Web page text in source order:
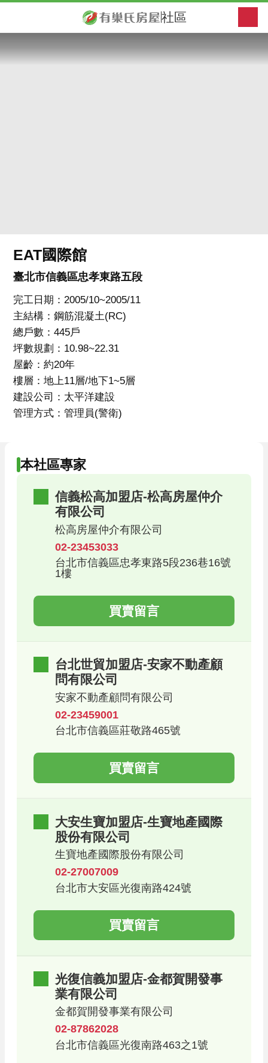
社區
EAT國際館
臺北市信義區忠孝東路五段
完工日期：2005/10~2005/11
主結構：鋼筋混凝土(RC)
總戶數：445戶
坪數規劃：10.98~22.31
屋齡：約20年
樓層：地上11層/地下1~5層
建設公司：太平洋建設
管理方式：管理員(警衛)
本社區專家
信義松高加盟店-松高房屋仲介
有限公司
松高房屋仲介有限公司
02-23453033
台北市信義區忠孝東路5段236巷16號
1樓
買賣留言
台北世貿加盟店-安家不動產顧
問有限公司
安家不動產顧問有限公司
02-23459001
台北市信義區莊敬路465號
買賣留言
大安生寶加盟店-生寶地產國際
股份有限公司
生寶地產國際股份有限公司
02-27007009
台北市大安區光復南路424號
買賣留言
光復信義加盟店-金都賀開發事
業有限公司
金都賀開發事業有限公司
02-87862028
台北市信義區光復南路463之1號